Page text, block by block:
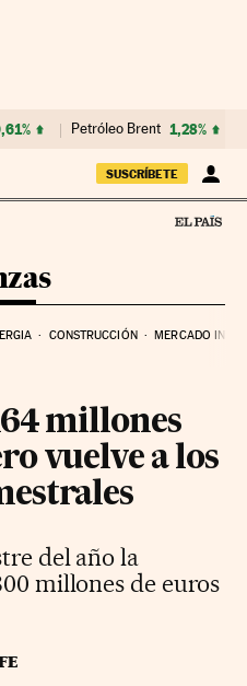
Petróleo Brent 1,28%
SUSCRÍBETE
CONSTRUCCIÓN MERCADO
millones
vuelve a los
del año la
millones de euros